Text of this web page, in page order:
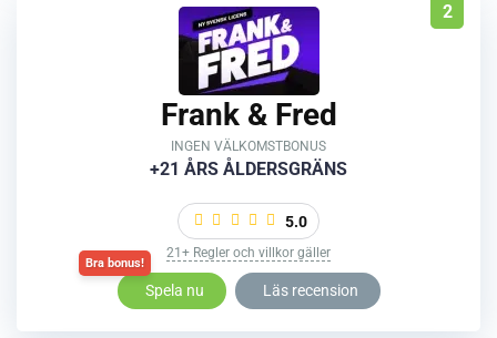
2
Frank & Fred
INGEN VÄLKOMSTBONUS
+21 ÅRS ÅLDERSGRÄNS
5.0
21+ Regler och villkor gäller
Spela nu Läs recension